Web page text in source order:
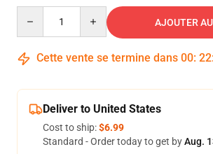
AJOUTER
Cette vente se termine dans 00: 22:
Deliver to United States
Cost to ship:$6.99
Standard - Order today to get byAug.